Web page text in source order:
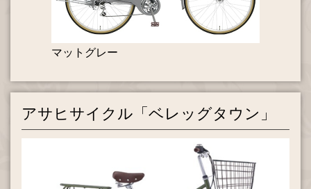
マットグレー
アサヒサイクル「ベレッグタウン」